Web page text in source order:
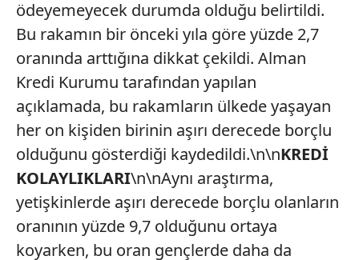
ödeyemeyecek durumda olduğu belirtildi.
Bu rakamın bir önceki yıla göre yüzde 2,7
oranında arttığına dikkat çekildi. Alman
Kredi Kurumu tarafından yapılan
açıklamada, bu rakamların ülkede yaşayan
her on kişiden birinin aşırı derecede borçlu
olduğunu gösterdiği kaydedildi.\n\nKREDİ
KOLAYLIKLARI\n\nAynı araştırma,
yetişkinlerde aşırı derecede borçlu olanların
oranının yüzde 9,7 olduğunu ortaya
koyarken, bu oran gençlerde daha da